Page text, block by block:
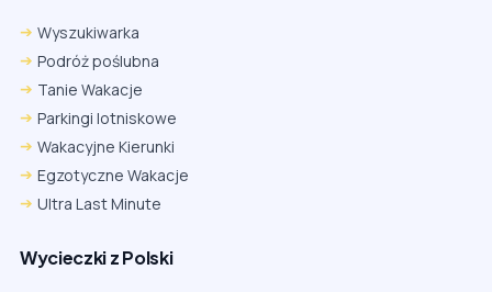
Wyszukiwarka
Podróż poślubna
Tanie Wakacje
Parkingi lotniskowe
Wakacyjne Kierunki
Egzotyczne Wakacje
Ultra Last Minute
Wycieczki z Polski